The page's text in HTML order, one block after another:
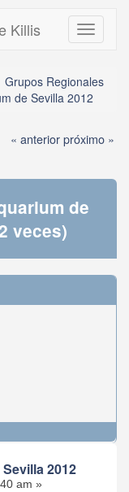
Toggle
Killis
Grupos Regionales
de Sevilla 2012
« anteriorpróximo »
de
veces)
2012
am »